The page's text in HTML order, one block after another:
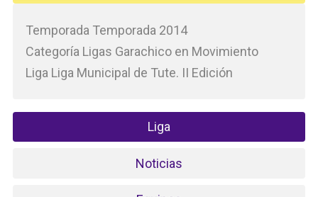
Temporada Temporada 2014
Categoría Ligas Garachico en Movimiento
Liga Liga Municipal de Tute. II Edición
Liga
Noticias